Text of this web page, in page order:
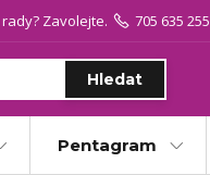
Hledat
Zavolejte. 705 635 255
Pentagram